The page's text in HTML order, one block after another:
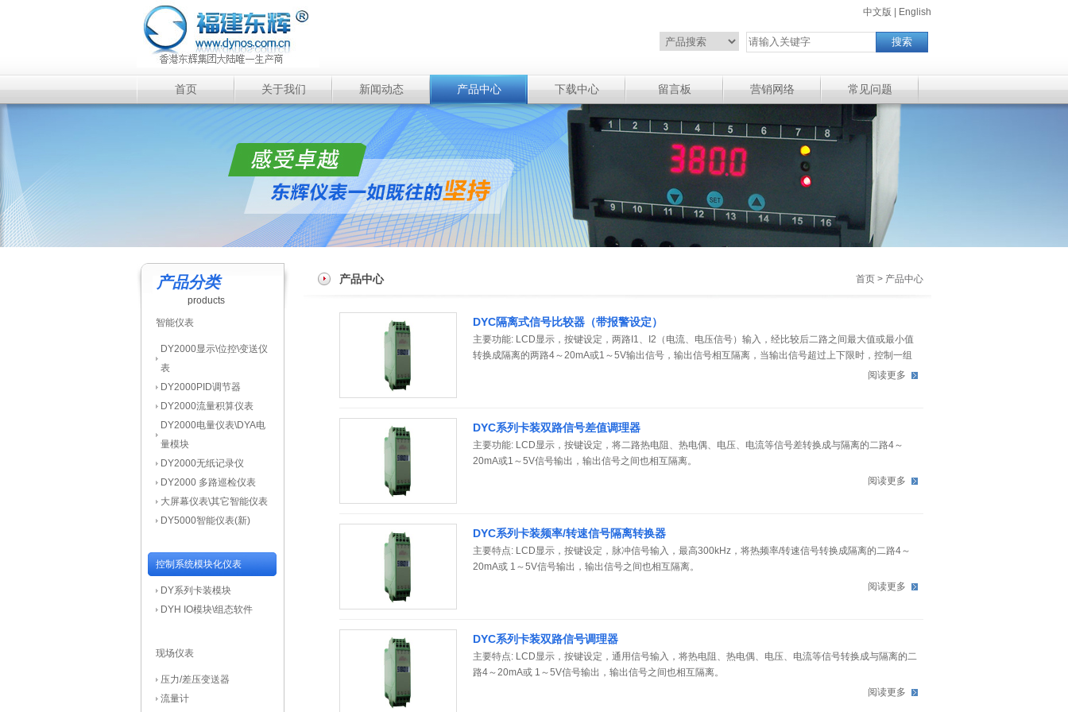
中文版 English
首页 关于我们 新闻动态 产品中心 下载中心 留言板 营销网络 常见问题
产品分类
products
智能仪表
DY2000显示\位控\变送仪
表
DY2000PID调节器
DY2000流量积算仪表
DY2000电量仪表\DYA电
量模块
DY2000无纸记录仪
DY2000 多路巡检仪表
大屏幕仪表\其它智能仪表
DY5000智能仪表(新)
控制系统模块化仪表
DY系列卡装模块
DYH IO模块\组态软件
现场仪表
压力/差压变送器
流量计
产品中心 首页 > 产品中心
DYC隔离式信号比较器（带报警设定）
主要功能: LCD显示，按键设定，两路I1、I2（电流、电压信号）输入，经比较后二路之间最大值或最小值
转换成隔离的两路4～20mA或1～5V输出信号，输出信号相互隔离，当输出信号超过上下限时，控制一组
阅读更多
DYC系列卡装双路信号差值调理器
主要功能: LCD显示，按键设定，将二路热电阻、热电偶、电压、电流等信号差转换成与隔离的二路4～
20mA或1～5V信号输出，输出信号之间也相互隔离。
阅读更多
DYC系列卡装频率/转速信号隔离转换器
主要特点: LCD显示，按键设定，脉冲信号输入，最高300kHz，将热频率/转速信号转换成隔离的二路4～
20mA或 1～5V信号输出，输出信号之间也相互隔离。
阅读更多
DYC系列卡装双路信号调理器
主要特点: LCD显示，按键设定，通用信号输入，将热电阻、热电偶、电压、电流等信号转换成与隔离的二
路4～20mA或 1～5V信号输出，输出信号之间也相互隔离。
阅读更多